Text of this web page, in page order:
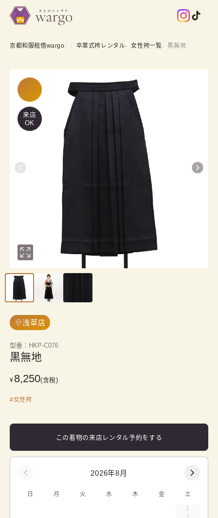
京都和服租借wargo 卒業式袴レンタル 女性袴一覧 黒無地
来店
OK
浅草店
型番 ： HKP-C076
黒無地
¥ 8,250(含稅)
#女性袴
この着物の来店レンタル予約をする
2026年8月
日 月 火 水 木 金 土
1